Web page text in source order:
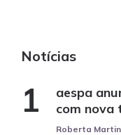
Notícias
aespa
com nova
Posted
Roberta